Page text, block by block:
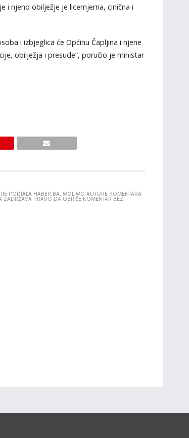
i njeno obilježje je licemjerna, cinična i
i izbjeglica će Općinu Čapljina i njene
obilježja i presude”, poručio je ministar
PORTALA HABER.BA. MOLIMO AUTORE KOMENTARA
PRAVO DA OBRIŠE KOMENTAR BEZ